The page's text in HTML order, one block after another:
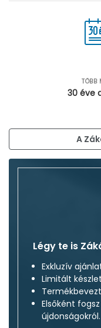
TÖBB
30 éve
A
Légy te is
Exkluzív
Limitált
Elsőként
újdonságokról.